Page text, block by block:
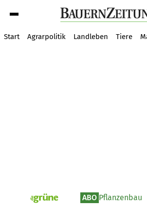
Start Agrarpolitik Landleben Tiere
pv_die-grune-online ABO Pflanzenbau